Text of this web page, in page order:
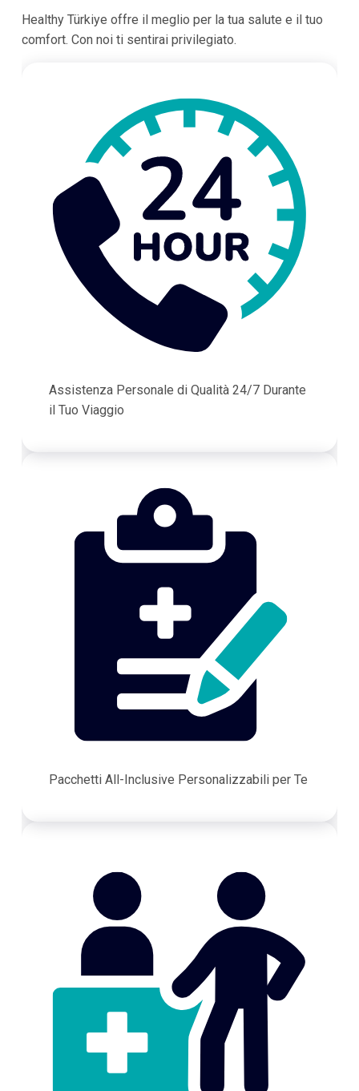
Healthy Türkiye offre il meglio per la tua salute e il tuo
comfort. Con noi ti sentirai privilegiato.
Assistenza Personale di Qualità 24/7 Durante
il Tuo Viaggio
Pacchetti All-Inclusive Personalizzabili per Te